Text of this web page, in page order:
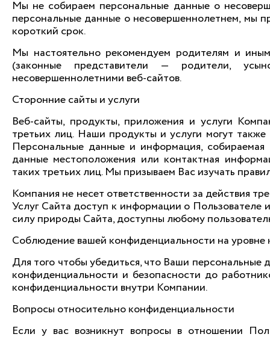
Мы не собираем персональные данные о
персональные данные о несовершеннолетнем, мы
короткий срок.
Мы настоятельно рекомендуем родителям и
(законные представители — родители,
несовершеннолетними веб-сайтов.
Сторонние сайты и услуги
Веб-сайты, продукты, приложения и услуги
третьих лиц. Наши продукты и услуги могут
Персональные данные и информация, собираемая
данные местоположения или контактная
таких третьих лиц. Мы призываем Вас изучать
Компания не несет ответственности за действия
Услуг Сайта доступ к информации о Пользователе
силу природы Сайта, доступны любому
Соблюдение вашей конфиденциальности на уровне
Для того чтобы убедиться, что Ваши
конфиденциальности и безопасности до
конфиденциальности внутри Компании.
Вопросы относительно конфиденциальности
Если у вас возникнут вопросы в отношении